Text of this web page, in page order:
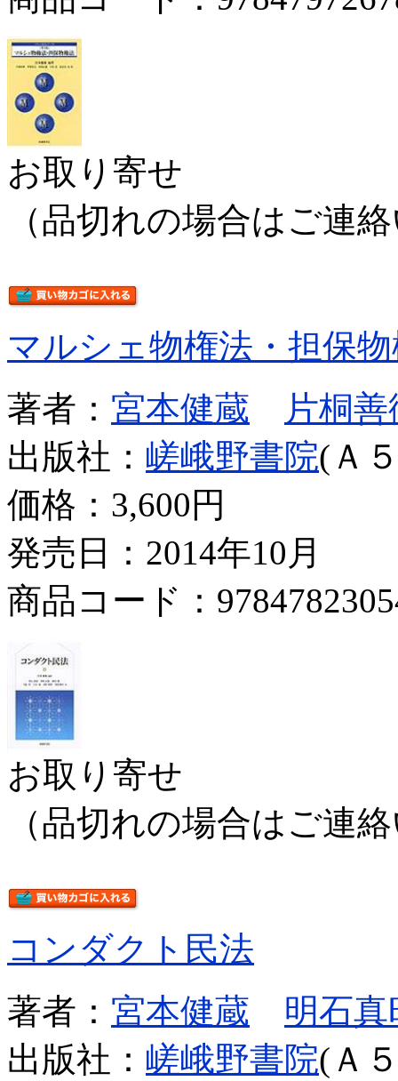
お取り寄せ
（品切れの場合はご連
マルシェ物権法・担保
著者： 宮本健蔵
片桐善
出版社： 嵯峨野書院(Ａ
価格： 3,600円
発売日：2014年10月
商品コード：
お取り寄せ
（品切れの場合はご連
コンダクト民法
著者： 宮本健蔵
明石真
出版社： 嵯峨野書院(Ａ